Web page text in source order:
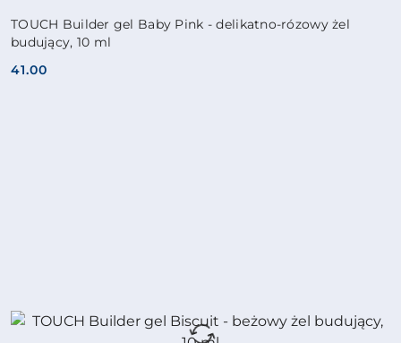
TOUCH Builder gel Baby Pink - delikatno-rózowy żel
budujący, 10 ml
Cena:
41.00